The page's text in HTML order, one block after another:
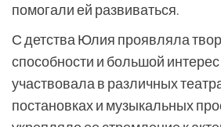
помогали ей развиваться.
С детства Юлия проявляла
способности и большой интерес
участвовала в различных
постановках и музыкальных